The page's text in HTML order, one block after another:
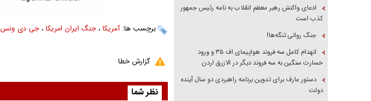
برچسب ها: آمریکا،جنگ ایران امریکا،جی دی ونس
گزارش خطا
نظر شما
ادعای واکنش رهبر معظم انقلاب به نامه رئیس جمهور
کذب است
جنگ روانی تنگه‌ها!
انهدام کامل سه فروند هواپیمای اف ۳۵ و ورود
خسارت سنگین به سه فروند دیگر در الازرق اردن
دستور عارف برای تدوین برنامه راهبردی دو سال آینده
دولت